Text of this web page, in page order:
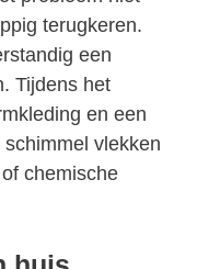
terugkeren.
een
Tijdens het
en een
vlekken
chemische